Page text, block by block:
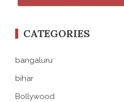
CATEGORIES
bangaluru
bihar
Bollywood